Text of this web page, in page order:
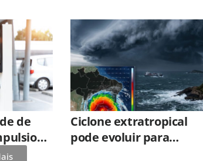
em Limeira
de
Ciclone extratropical
pode evoluir para